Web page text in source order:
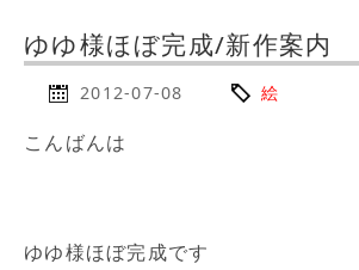
ゆゆ様ほぼ完成/新作案内
2012-07-08 絵
こんばんは
ゆゆ様ほぼ完成です